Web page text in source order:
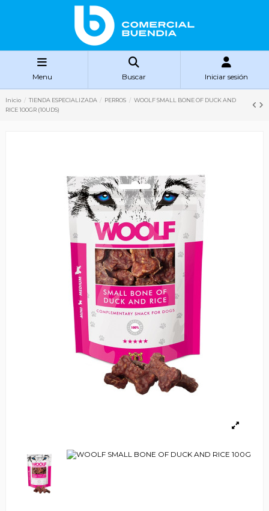
Menu Buscar Iniciar sesión
Inicio TIENDA ESPECIALIZADA PERROS
WOOLF SMALL BONE OF DUCK AND
RICE 100GR (10UDS)